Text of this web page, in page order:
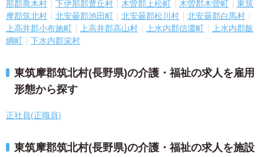
那郡喬木村 下伊那郡豊丘村 木曽郡上松町 木曽郡木曽町
東筑
摩郡筑北村
北安曇郡池田町 北安曇郡松川村
北安曇郡白馬村
上高井郡小布施町
上高井郡高山村 上水内郡信濃町
上水内郡飯
綱町
下水内郡栄村
東筑摩郡筑北村(長野県)の介護・福祉の求人を雇用
形態から探す
正社員(正職員)
東筑摩郡筑北村(長野県)の介護・福祉の求人を施設